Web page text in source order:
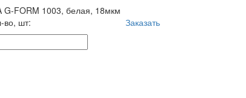
G-FORM 1003, белая, 18мкм
во, шт: Заказать